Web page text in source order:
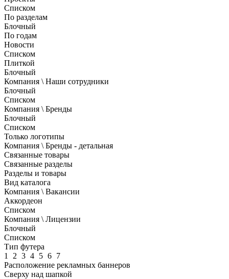
Списком
По разделам
Блочный
По годам
Новости
Списком
Плиткой
Блочный
Компания \ Наши сотрудники
Блочный
Списком
Компания \ Бренды
Блочный
Списком
Только логотипы
Компания \ Бренды - детальная
Связанные товары
Связанные разделы
Разделы и товары
Вид каталога
Компания \ Вакансии
Аккордеон
Списком
Компания \ Лицензии
Блочный
Списком
Тип футера
1
2 3 4 5 6 7
Расположение рекламных баннеров
Сверху над шапкой